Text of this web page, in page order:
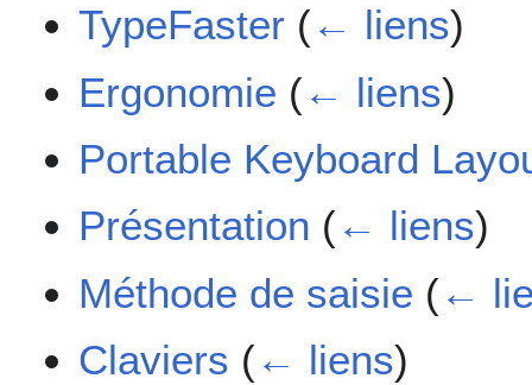
TypeFaster (← liens)
Ergonomie (← liens)
Portable Keyboard
Présentation (← liens)
Méthode de saisie (←
Claviers (← liens)